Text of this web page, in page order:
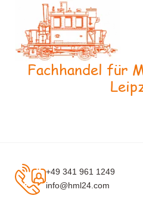
Fachhandel für
+49 341 961 1249
info@hml24.com